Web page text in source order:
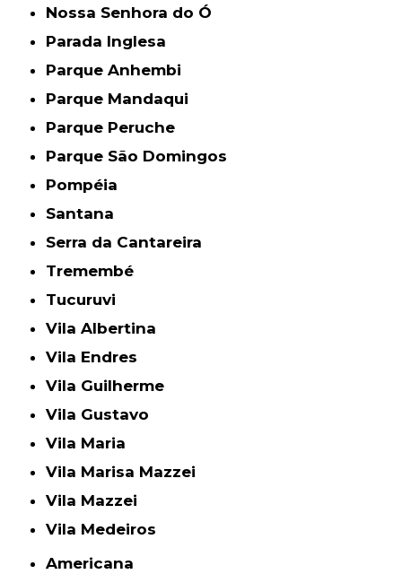
Nossa Senhora do Ó
Parada Inglesa
Parque Anhembi
Parque Mandaqui
Parque Peruche
Parque São Domingos
Pompéia
Santana
Serra da Cantareira
Tremembé
Tucuruvi
Vila Albertina
Vila Endres
Vila Guilherme
Vila Gustavo
Vila Maria
Vila Marisa Mazzei
Vila Mazzei
Vila Medeiros
Americana